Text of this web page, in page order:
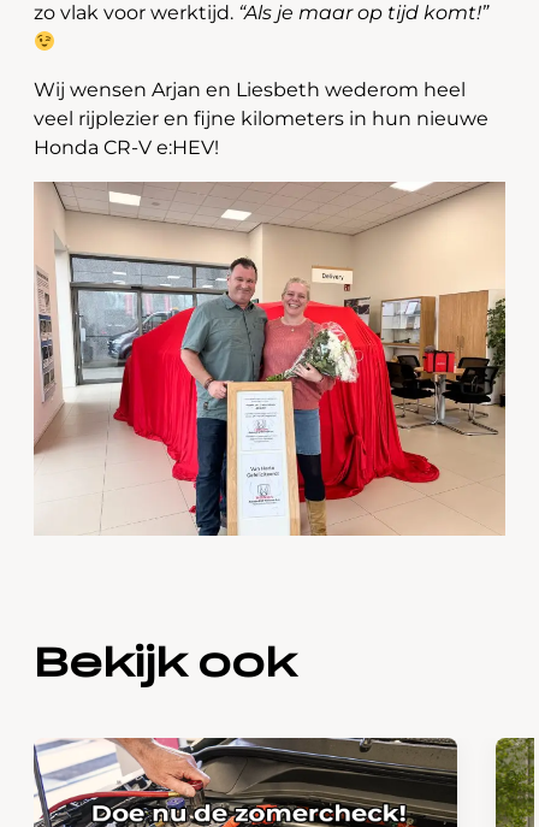
zo vlak voor werktijd. “Als je maar op tijd komt!”
Wij wensen Arjan en Liesbeth wederom heel
veel rijplezier en fijne kilometers in hun nieuwe
Honda CR-V e:HEV!
Bekijk ook